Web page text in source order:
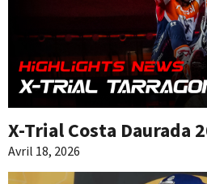
X-Trial Costa Daurada
Avril 18, 2026